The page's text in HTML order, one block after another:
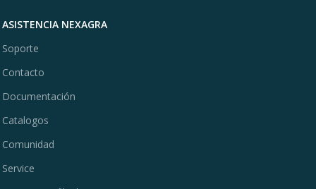
ASISTENCIA NEXAGRA
Soporte
Contacto
Documentación
Catalogos
Comunidad
Service